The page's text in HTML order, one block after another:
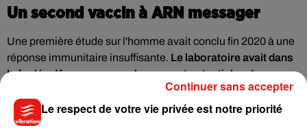
Un second vaccin à ARN messager
Une première étude sur l'homme avait conclu fin 2020 à une
réponse immunitaire insuffisante. Le laboratoire avait dans
la foulée dû repousser un lancement potentiel au 4e
, alors qu'il tablait initialement sur le milieu de
l'année. Ce retard avait suscité la polémique en France, les
syndicats du laboratoire pointant du doigt quelque 400
Le respect de votre vie privée est notre priorité
Continuer sans accepter